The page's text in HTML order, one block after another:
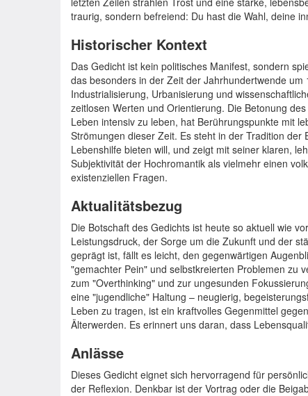
traurig, sondern befreiend: Du hast die Wahl, deine
Historischer Kontext
Das Gedicht ist kein politisches Manifest, sondern
das besonders in der Zeit der Jahrhundertwende
Industrialisierung, Urbanisierung und
zeitlosen Werten und Orientierung. Die Betonung
Leben intensiv zu leben, hat Berührungspunkte mit
Strömungen dieser Zeit. Es steht in der Tradition
Lebenshilfe bieten will, und zeigt mit seiner klaren,
Subjektivität der Hochromantik als vielmehr einen
existenziellen Fragen.
Aktualitätsbezug
Die Botschaft des Gedichts ist heute so aktuell wie
Leistungsdruck, der Sorge um die Zukunft und der
geprägt ist, fällt es leicht, den gegenwärtigen
"gemachter Pein" und selbstkreierten Problemen zu
zum "Overthinking" und zur ungesunden
eine "jugendliche" Haltung – neugierig,
Leben zu tragen, ist ein kraftvolles Gegenmittel
Älterwerden. Es erinnert uns daran, dass
Anlässe
Dieses Gedicht eignet sich hervorragend für
der Reflexion. Denkbar ist der Vortrag oder die